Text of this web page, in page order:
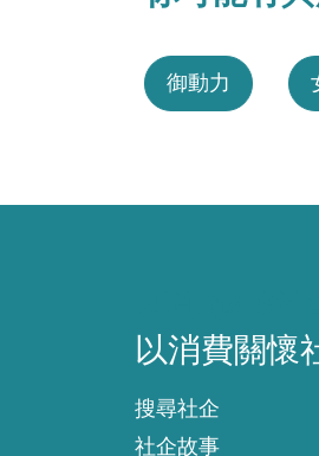
御動力
以消費關懷
搜尋社企
社企故事